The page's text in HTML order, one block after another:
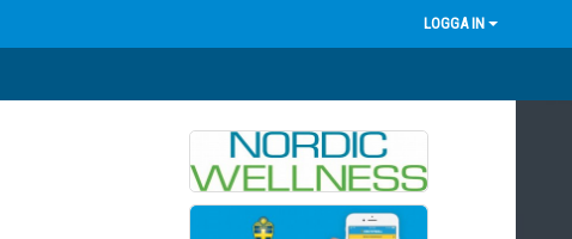
LOGGA IN